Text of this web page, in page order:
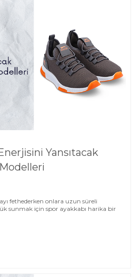
Yansıtacak
fethederken onlara uzun süreli
sunmak için spor ayakkabı harika bir